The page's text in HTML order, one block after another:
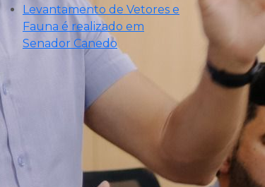
Levantamento de Vetores e
Fauna é realizado em
Senador Canedo